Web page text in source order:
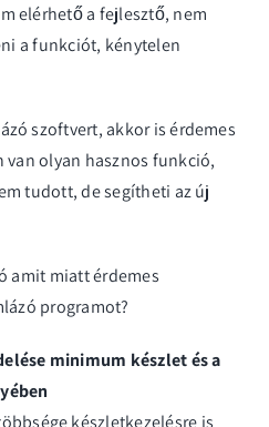
elérhető a fejlesztő, nem
a funkciót, kénytelen
szoftvert, akkor is érdemes
olyan hasznos funkció,
tudott, de segítheti az új
amit miatt érdemes
programot?
minimum készlet és a
készletkezelésre is